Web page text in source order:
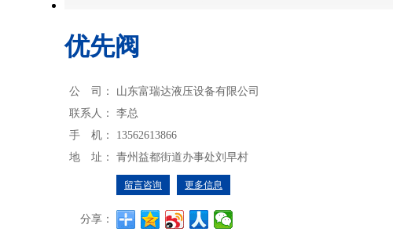
优先阀
公 司：
山东富瑞达液压设备有限公司
联系人：
李总
手 机：
13562613866
地 址：
青州益都街道办事处刘早村
留言咨询 更多信息
分享：